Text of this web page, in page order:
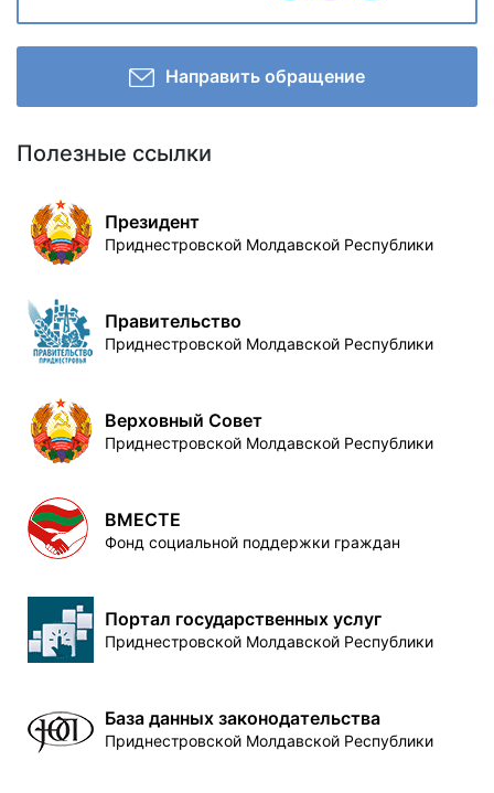
Направить обращение
Полезные ссылки
Президент
Приднестровской Молдавской Республики
Правительство
Приднестровской Молдавской Республики
Верховный Совет
Приднестровской Молдавской Республики
ВМЕСТЕ
Фонд социальной поддержки граждан
Портал государственных услуг
Приднестровской Молдавской Республики
База данных законодательства
Приднестровской Молдавской Республики